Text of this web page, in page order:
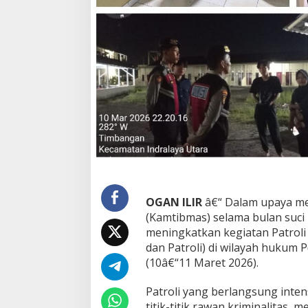
,
S
a
m
a
p
t
a
P
o
s
O
g
a
n
i
r
OGAN ILIRâ€“ Dalam upaya
(Kamtibmas) selama bulan
meningkatkan kegiatan
dan Patroli) di wilayah hukum
(10â€“11 Maret 2026).
Patroli yang berlangsung